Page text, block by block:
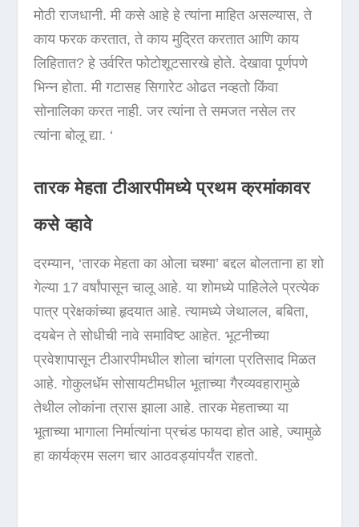
मोठी राजधानी. मी कसे आहे हे त्यांना माहित असल्यास, ते
काय फरक करतात, ते काय मुद्रित करतात आणि काय
लिहितात? हे उर्वरित फोटोशूटसारखे होते. देखावा पूर्णपणे
भिन्न होता. मी गटासह सिगारेट ओढत नव्हतो किंवा
सोनालिका करत नाही. जर त्यांना ते समजत नसेल तर
त्यांना बोलू द्या. ‘
तारक मेहता टीआरपीमध्ये प्रथम क्रमांकावर
कसे व्हावे
दरम्यान, ‘तारक मेहता का ओला चश्मा’ बद्दल बोलताना हा शो
गेल्या 17 वर्षांपासून चालू आहे. या शोमध्ये पाहिलेले प्रत्येक
पात्र प्रेक्षकांच्या हृदयात आहे. त्यामध्ये जेथालल, बबिता,
दयबेन ते सोधीची नावे समाविष्ट आहेत. भूटनीच्या
प्रवेशापासून टीआरपीमधील शोला चांगला प्रतिसाद मिळत
आहे. गोकुलधॅम सोसायटीमधील भूताच्या गैरव्यवहारामुळे
तेथील लोकांना त्रास झाला आहे. तारक मेहताच्या या
भूताच्या भागाला निर्मात्यांना प्रचंड फायदा होत आहे, ज्यामुळे
हा कार्यक्रम सलग चार आठवड्यांपर्यंत राहतो.